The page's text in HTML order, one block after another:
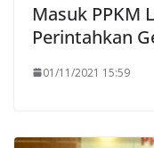
Masuk PPKM
Perintahkan
01/11/2021 15:59